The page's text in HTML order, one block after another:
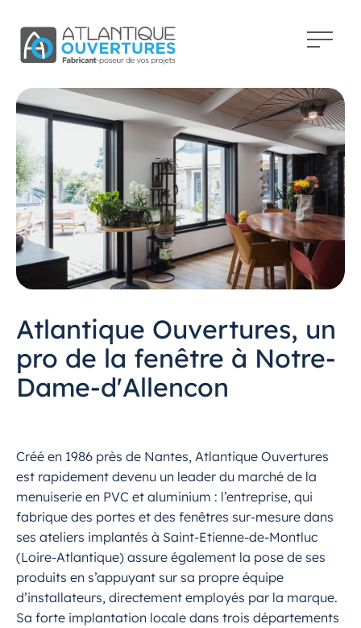
Atlantique Ouvertures, un
pro de la fenêtre à Notre-
Dame-d'Allencon
Créé en 1986 près de Nantes, Atlantique Ouvertures
est rapidement devenu un leader du marché de la
menuiserie en PVC et aluminium : l’entreprise, qui
fabrique des portes et des fenêtres sur-mesure dans
ses ateliers implantés à Saint-Etienne-de-Montluc
(Loire-Atlantique) assure également la pose de ses
produits en s’appuyant sur sa propre équipe
d’installateurs, directement employés par la marque.
Sa forte implantation locale dans trois départements